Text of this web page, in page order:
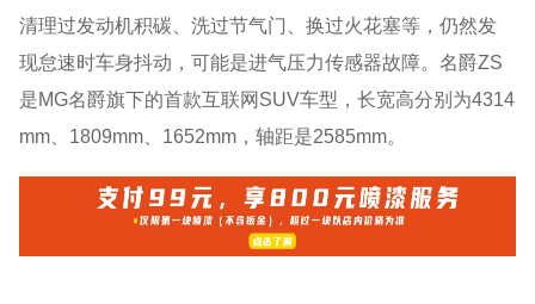
清理过发动机积碳、洗过节气门、换过火花塞等，仍然发
现怠速时车身抖动，可能是进气压力传感器故障。名爵ZS
是MG名爵旗下的首款互联网SUV车型，长宽高分别为4314
mm、1809mm、1652mm，轴距是2585mm。